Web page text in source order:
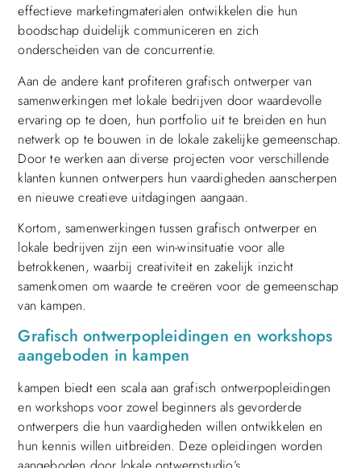
effectieve marketingmaterialen ontwikkelen die hun
boodschap duidelijk communiceren en zich
onderscheiden van de concurrentie.
Aan de andere kant profiteren grafisch ontwerper van
samenwerkingen met lokale bedrijven door waardevolle
ervaring op te doen, hun portfolio uit te breiden en hun
netwerk op te bouwen in de lokale zakelijke gemeenschap.
Door te werken aan diverse projecten voor verschillende
klanten kunnen ontwerpers hun vaardigheden aanscherpen
en nieuwe creatieve uitdagingen aangaan.
Kortom, samenwerkingen tussen grafisch ontwerper en
lokale bedrijven zijn een win-winsituatie voor alle
betrokkenen, waarbij creativiteit en zakelijk inzicht
samenkomen om waarde te creëren voor de gemeenschap
van kampen.
Grafisch ontwerpopleidingen en workshops
aangeboden in kampen
kampen biedt een scala aan grafisch ontwerpopleidingen
en workshops voor zowel beginners als gevorderde
ontwerpers die hun vaardigheden willen ontwikkelen en
hun kennis willen uitbreiden. Deze opleidingen worden